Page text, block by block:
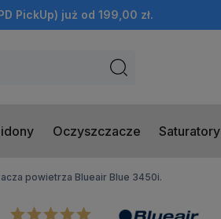
PickUp) już od 199,00 zł.
Oczyszczacze Saturatory
powietrza Blueair Blue 3450i.